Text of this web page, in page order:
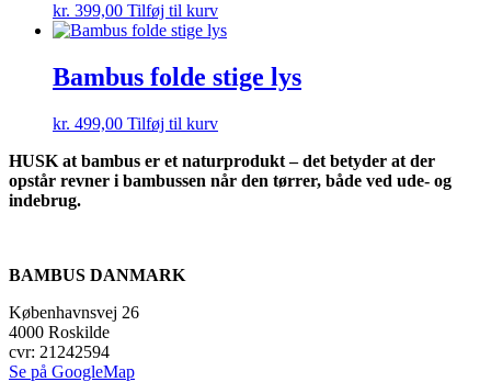
kr. 399,00 Tilføj til kurv
Bambus folde stige lys
kr. 499,00 Tilføj til kurv
HUSK at bambus er et naturprodukt – det betyder at der
opstår revner i bambussen når den tørrer, både ved ude- og
indebrug.
BAMBUS DANMARK
Københavnsvej 26
4000 Roskilde
cvr: 21242594
Se på GoogleMap